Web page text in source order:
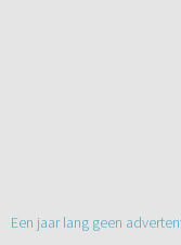
Een jaar lang geen